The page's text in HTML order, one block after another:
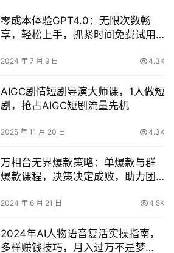
零成本体验GPT4.0：无限次数畅
享，轻松上手，抓紧时间免费试用
2024 年 7 月 9 日 4.3K
AIGC剧情短剧导演大师课，1人做短
剧，抢占AIGC短剧流量先机
2025 年 11 月 20 日 4.3K
万相台无界爆款策略：单爆款与群
爆款课程，决策决定成败，助力团
2024 年 6 月 21 日 4.5K
2024年AI人物语音复活实操指南，
多样赚钱技巧，月入过万不是梦